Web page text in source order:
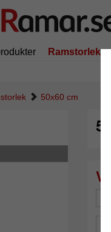
Ramstorlek
50x60 cm